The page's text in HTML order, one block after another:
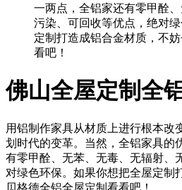
一两点，全铝家还有零甲酫
污染、可回收等优点，绝对
定制打造成铝合金材质，不
看吧！
佛山全屋定制全
用铝制作家具从材质上进行根本改
划时代的变革。当然，全铝家具的
有零甲酫、无苯、无毒、无辐射、
对绿色环保。如果你想把全屋定制